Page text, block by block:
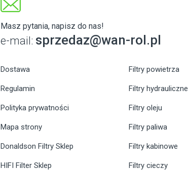
Masz pytania, napisz do nas!
e-mail: sprzedaz@wan-rol.pl
Dostawa
Regulamin
Polityka prywatności
Mapa strony
Donaldson Filtry Sklep
HIFI Filter Sklep
Filtry powietrza
Filtry hydrauliczne
Filtry oleju
Filtry paliwa
Filtry kabinowe
Filtry cieczy